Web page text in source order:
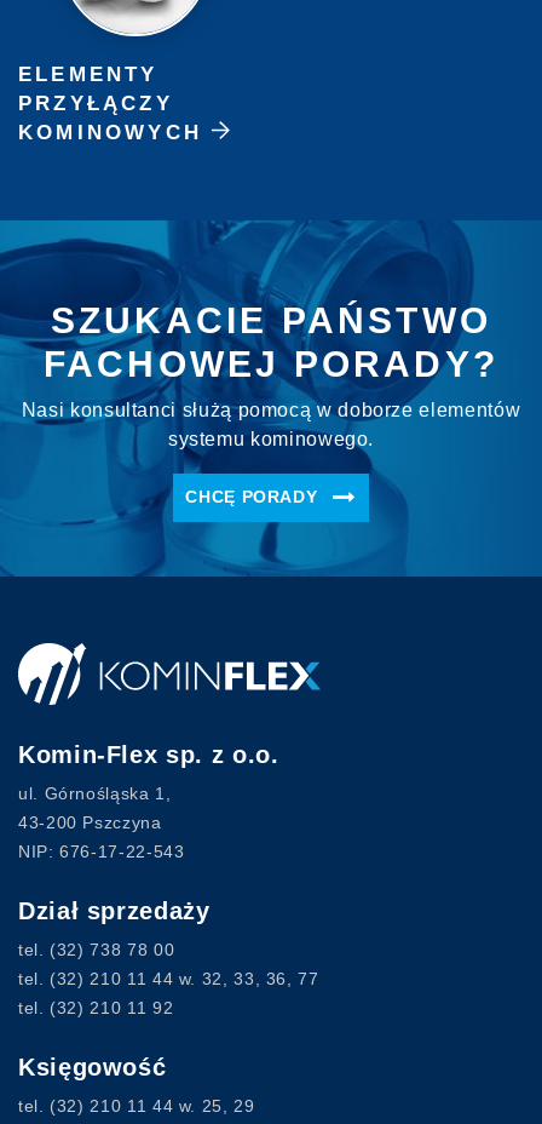
ELEMENTY
PRZYŁĄCZY
KOMINOWYCH
SZUKACIE PAŃSTWO
FACHOWEJ PORADY?
Nasi konsultanci służą pomocą w doborze elementów
systemu kominowego.
CHCĘ PORADY
Komin-Flex sp. z o.o.
ul. Górnośląska 1,
43-200 Pszczyna
NIP: 676-17-22-543
Dział sprzedaży
tel. (32) 738 78 00
tel. (32) 210 11 44 w. 32, 33, 36, 77
tel. (32) 210 11 92
Księgowość
tel. (32) 210 11 44 w. 25, 29